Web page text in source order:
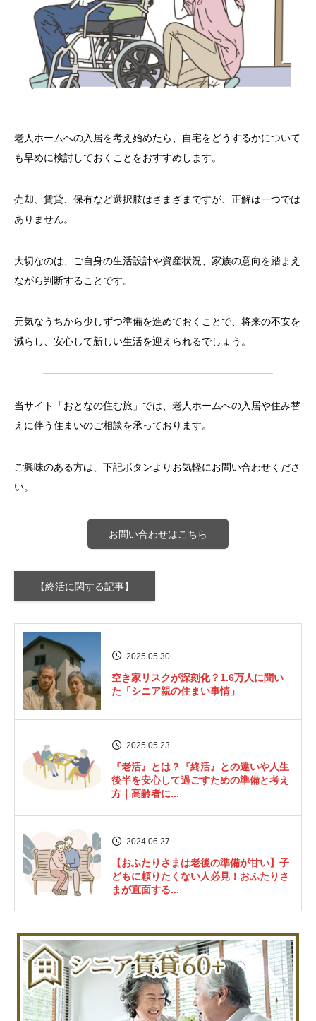
老人ホームへの入居を考え始めたら、自宅をどうするかについて
も早めに検討しておくことをおすすめします。
売却、賃貸、保有など選択肢はさまざまですが、正解は一つでは
ありません。
大切なのは、ご自身の生活設計や資産状況、家族の意向を踏まえ
ながら判断することです。
元気なうちから少しずつ準備を進めておくことで、将来の不安を
減らし、安心して新しい生活を迎えられるでしょう。
当サイト「おとなの住む旅」では、老人ホームへの入居や住み替
えに伴う住まいのご相談を承っております。
ご興味のある方は、下記ボタンよりお気軽にお問い合わせくださ
い。
お問い合わせはこちら
【終活に関する記事】
2025.05.30
空き家リスクが深刻化？1.6万人に聞い
た「シニア親の住まい事情」
2025.05.23
『老活』とは？『終活』との違いや人生
後半を安心して過ごすための準備と考え
方｜高齢者に...
2024.06.27
【おふたりさまは老後の準備が甘い】子
どもに頼りたくない人必見！おふたりさ
まが直面する...